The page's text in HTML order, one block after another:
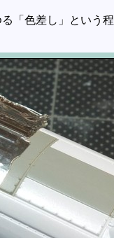
「色差し」という